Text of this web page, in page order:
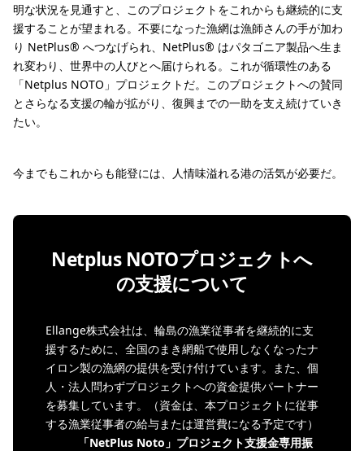
明な状況を見通すと、このプロジェクトをこれからも継続的に支
援することが望まれる。不要になった漁網は漁師さんの手が加わ
り NetPlus® へつなげられ、NetPlus® はパタゴニア製品へ生ま
れ変わり、世界中の人びとへ届けられる。これが循環性のある
「Netplus NOTO」プロジェクトだ。このプロジェクトへの賛同
とさらなる支援の輪が拡がり、復興までの一助を支え続けていき
たい。
今までもこれからも能登には、人情味溢れる港の活気が必要だ。
Netplus NOTOプロジェクトへ
の支援について
Ellange株式会社は、輪島の漁業従事者を継続的に支
援するために、全国のまき網船で使用しなくなったナ
イロン製の漁網の提供を受け付けています。また、個
人・法人問わずプロジェクトへの資金提供パートナー
を募集しています。（資金は、本プロジェクトに従事
する漁業従事者の給与または運営費になる予定です）
「NetPlus Noto」プロジェクト支援金専用振